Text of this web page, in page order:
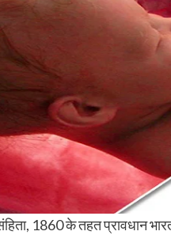
1860 के तहत प्रावधान